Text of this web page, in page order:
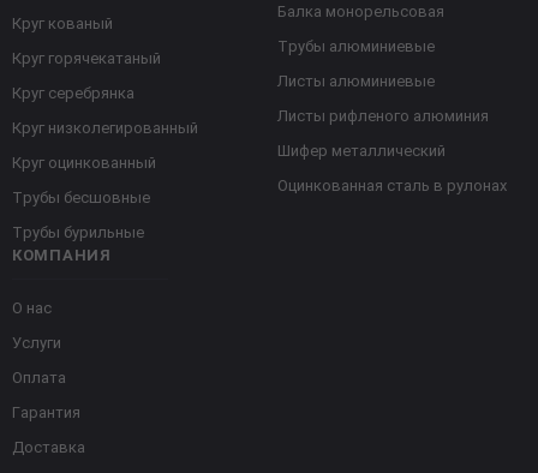
КОМПАНИЯ
О нас
Услуги
Оплата
Гарантия
Доставка
Круг кованый
Круг горячекатаный
Круг серебрянка
Круг низколегированный
Круг оцинкованный
Трубы бесшовные
Трубы бурильные
Балка монорельсовая
Трубы алюминиевые
Листы алюминиевые
Листы рифленого алюминия
Шифер металлический
Оцинкованная сталь в рулонах